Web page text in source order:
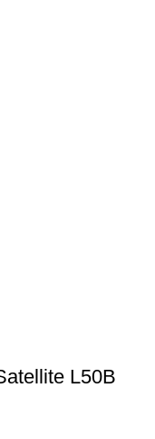
L50B